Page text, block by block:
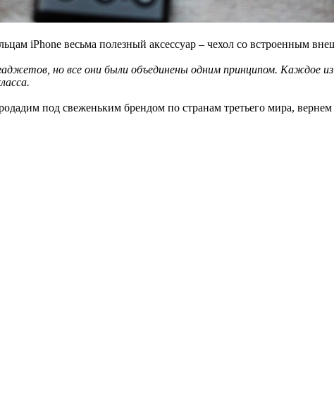
iPhone весьма полезный аксессуар – чехол со встроенным
но все они были объединены одним принципом. Каждое
под свеженьким брендом по странам третьего мира,